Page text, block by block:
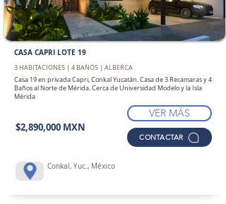
CASA CAPRI LOTE 19
3 HABITACIONES | 4 BAÑOS | ALBERCA
Casa 19 en privada Capri, Conkal Yucatán. Casa de 3 Recamaras y 4
Baños al Norte de Mérida. Cerca de Universidad Modelo y la Isla
Mérida
$2,890,000 MXN
VER MÁS
CONTACTAR
Conkal, Yuc., México